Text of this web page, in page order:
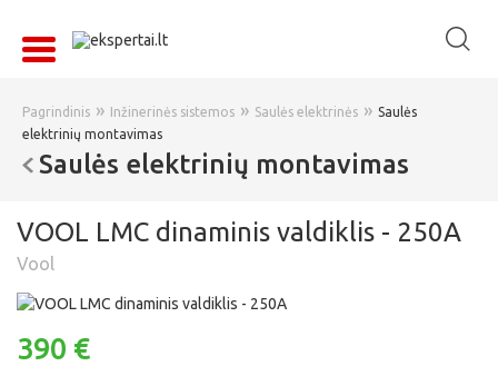
Pagrindinis » Inžinerinės sistemos » Saulės elektrinės » Saulės
elektrinių montavimas
Saulės elektrinių montavimas
VOOL LMC dinaminis valdiklis - 250A
Vool
390 €